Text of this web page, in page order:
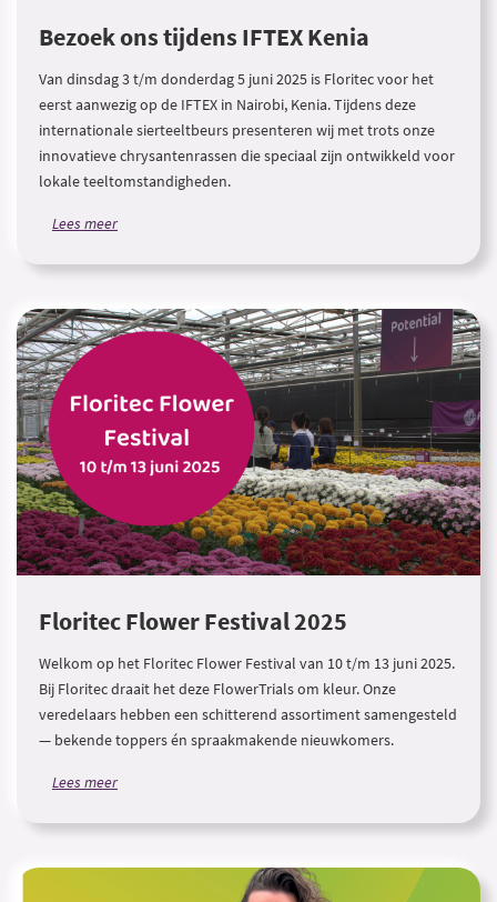
Bezoek ons tijdens IFTEX Kenia
Van dinsdag 3 t/m donderdag 5 juni 2025 is Floritec voor het
eerst aanwezig op de IFTEX in Nairobi, Kenia. Tijdens deze
internationale sierteeltbeurs presenteren wij met trots onze
innovatieve chrysantenrassen die speciaal zijn ontwikkeld voor
lokale teeltomstandigheden.
Lees meer
Floritec Flower Festival 2025
Welkom op het Floritec Flower Festival van 10 t/m 13 juni 2025.
Bij Floritec draait het deze FlowerTrials om kleur. Onze
veredelaars hebben een schitterend assortiment samengesteld
— bekende toppers én spraakmakende nieuwkomers.
Lees meer